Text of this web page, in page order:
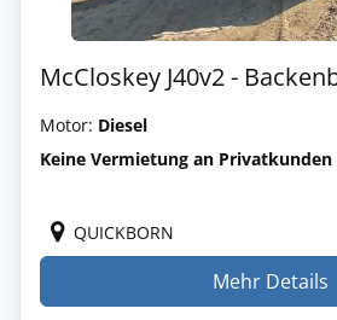
McCloskey J40v2 -
Motor: Diesel
Keine Vermietung an Privatkunden
QUICKBORN
Mehr Details